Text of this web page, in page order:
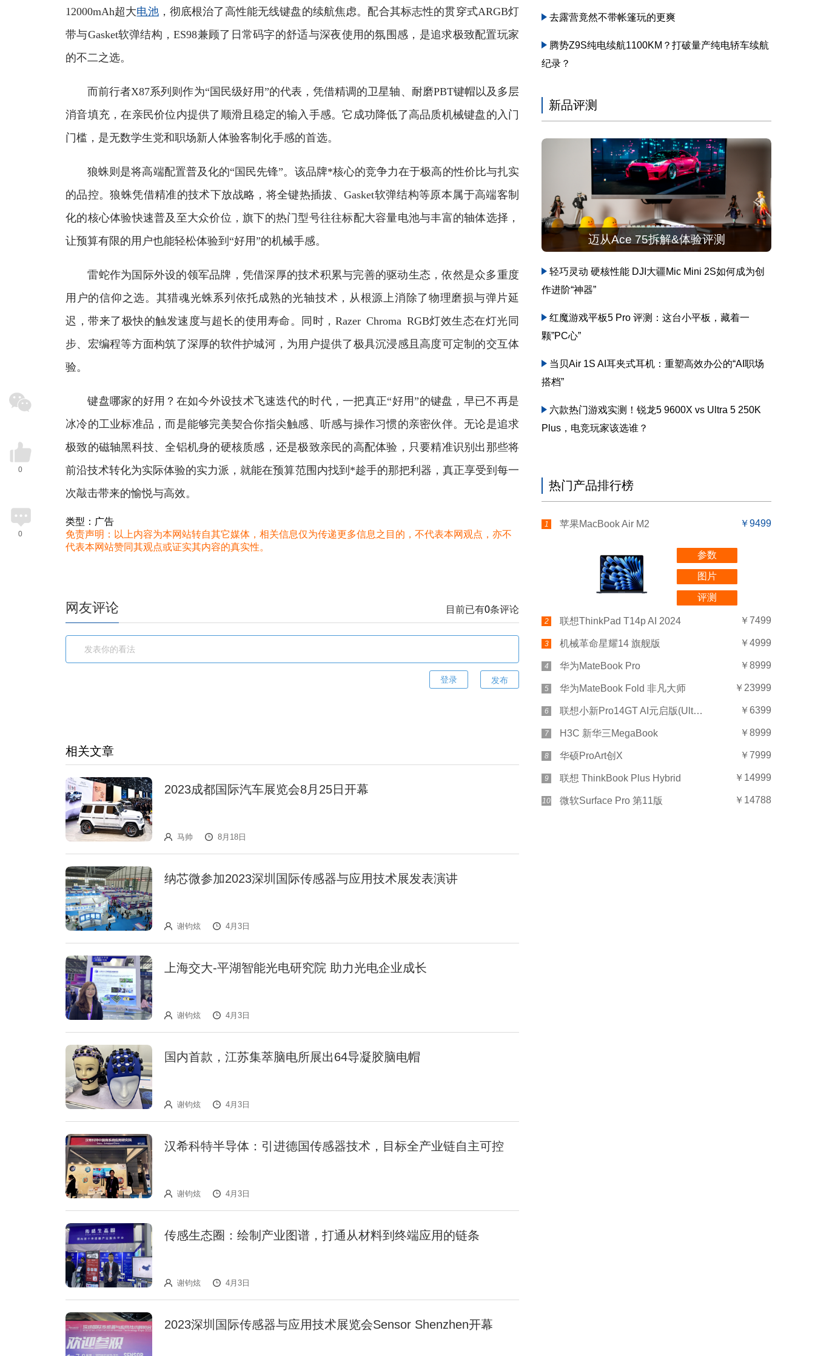
12000mAh超大电池，彻底根治了高性能无线键盘的续航焦虑。配合其标志性的贯穿式ARGB灯
带与Gasket软弹结构，ES98兼顾了日常码字的舒适与深夜使用的氛围感，是追求极致配置玩家
的不二之选。
而前行者X87系列则作为“国民级好用”的代表，凭借精调的卫星轴、耐磨PBT键帽以及多层
消音填充，在亲民价位内提供了顺滑且稳定的输入手感。它成功降低了高品质机械键盘的入门
门槛，是无数学生党和职场新人体验客制化手感的首选。
狼蛛则是将高端配置普及化的“国民先锋”。该品牌*核心的竞争力在于极高的性价比与扎实
的品控。狼蛛凭借精准的技术下放战略，将全键热插拔、Gasket软弹结构等原本属于高端客制
化的核心体验快速普及至大众价位，旗下的热门型号往往标配大容量电池与丰富的轴体选择，
让预算有限的用户也能轻松体验到“好用”的机械手感。
雷蛇作为国际外设的领军品牌，凭借深厚的技术积累与完善的驱动生态，依然是众多重度
用户的信仰之选。其猎魂光蛛系列依托成熟的光轴技术，从根源上消除了物理磨损与弹片延
迟，带来了极快的触发速度与超长的使用寿命。同时，Razer Chroma RGB灯效生态在灯光同
步、宏编程等方面构筑了深厚的软件护城河，为用户提供了极具沉浸感且高度可定制的交互体
验。
键盘哪家的好用？在如今外设技术飞速迭代的时代，一把真正“好用”的键盘，早已不再是
冰冷的工业标准品，而是能够完美契合你指尖触感、听感与操作习惯的亲密伙伴。无论是追求
极致的磁轴黑科技、全铝机身的硬核质感，还是极致亲民的高配体验，只要精准识别出那些将
前沿技术转化为实际体验的实力派，就能在预算范围内找到*趁手的那把利器，真正享受到每一
次敲击带来的愉悦与高效。
类型：广告
免责声明：以上内容为本网站转自其它媒体，相关信息仅为传递更多信息之目的，不代表本网观点，亦不
代表本网站赞同其观点或证实其内容的真实性。
网友评论 目前已有0条评论
发布
相关文章
2023成都国际汽车展览会8月25日开幕
马帅 8月18日
纳芯微参加2023深圳国际传感器与应用技术展发表演讲
谢钧炫 4月3日
上海交大-平湖智能光电研究院 助力光电企业成长
谢钧炫 4月3日
国内首款，江苏集萃脑电所展出64导凝胶脑电帽
谢钧炫 4月3日
汉希科特半导体：引进德国传感器技术，目标全产业链自主可控
谢钧炫 4月3日
传感生态圈：绘制产业图谱，打通从材料到终端应用的链条
谢钧炫 4月3日
2023深圳国际传感器与应用技术展览会Sensor Shenzhen开幕
去露营竟然不带帐篷玩的更爽
腾势Z9S纯电续航1100KM？打破量产纯电轿车续航
纪录？
新品评测
迈从Ace 75拆解&体验评测
轻巧灵动 硬核性能 DJI大疆Mic Mini 2S如何成为创
作进阶“神器”
红魔游戏平板5 Pro 评测：这台小平板，藏着一
颗”PC心”
当贝Air 1S AI耳夹式耳机：重塑高效办公的“AI职场
搭档”
六款热门游戏实测！锐龙5 9600X vs Ultra 5 250K
Plus，电竞玩家该选谁？
热门产品排行榜
1 苹果MacBook Air M2 ￥9499
参数
图片
评测
2 联想ThinkPad T14p AI 2024 ￥7499
3 机械革命星耀14 旗舰版 ￥4999
4 华为MateBook Pro ￥8999
5 华为MateBook Fold 非凡大师 ￥23999
6 联想小新Pro14GT AI元启版(Ultra 5 225H/32GB/1TB) ￥6399
7 H3C 新华三MegaBook ￥8999
8 华硕ProArt创X ￥7999
9 联想 ThinkBook Plus Hybrid ￥14999
10 微软Surface Pro 第11版 ￥14788
0
0